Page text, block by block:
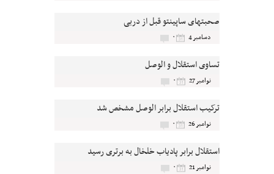
صحبتهای ساپینتو قبل از دربی
دسامبر 4 ۰
تساوی استقلال و الوصل
نوامبر 27 ۰
ترکیب استقلال برابر الوصل مشخص شد
نوامبر 26 ۰
استقلال برابر پادیاب خلخال به برتری رسید
نوامبر 21 ۰